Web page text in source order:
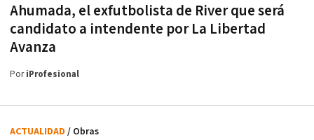
Ahumada, el exfutbolista de River que será
candidato a intendente por La Libertad
Avanza
PoriProfesional
ACTUALIDAD / Obras